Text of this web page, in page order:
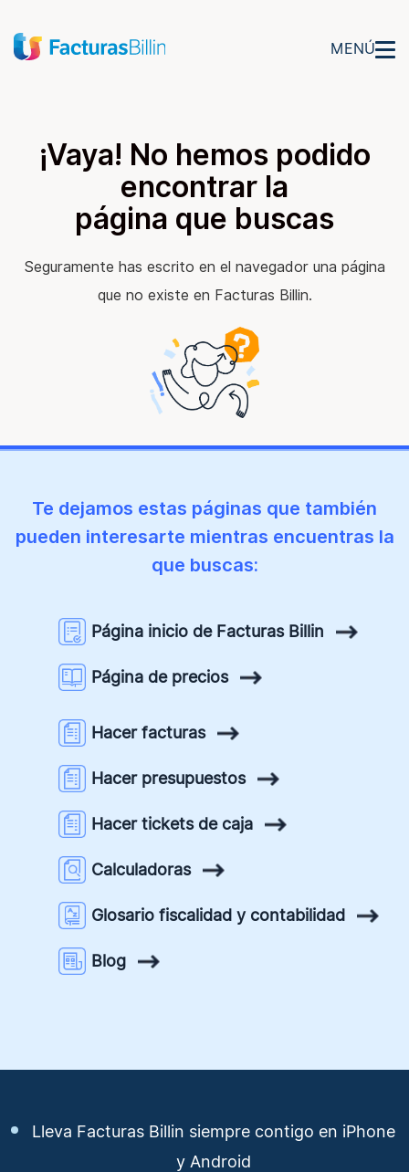
MENÚ
¡Vaya! No hemos podido
encontrar la
página que buscas
Seguramente has escrito en el navegador una página
que no existe en Facturas Billin.
Te dejamos estas páginas que también
pueden interesarte mientras encuentras la
que buscas:
Página inicio de Facturas Billin
Página de precios
Hacer facturas
Hacer presupuestos
Hacer tickets de caja
Calculadoras
Glosario fiscalidad y contabilidad
Blog
Lleva Facturas Billin siempre contigo en iPhone
y Android